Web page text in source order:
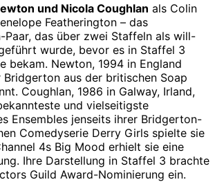
und Nicola Coughlan als Colin
Featherington – das
Paar, das über zwei Staffeln als will-
wurde, bevor es in Staffel 3
bekam. Newton, 1994 in England
aus der britischen Soap
Coughlan, 1986 in Galway, Irland,
und vielseitigste
Ensembles jenseits ihrer Bridgerton-
Comedyserie Derry Girls spielte sie
4s Big Mood erhielt sie eine
Ihre Darstellung in Staffel 3 brachte
Guild Award-Nominierung ein.